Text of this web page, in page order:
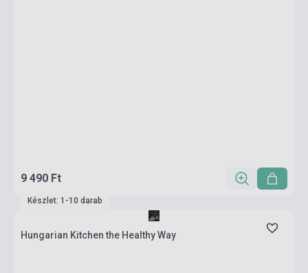
9 490 Ft
Készlet: 1-10 darab
Hungarian Kitchen the Healthy Way